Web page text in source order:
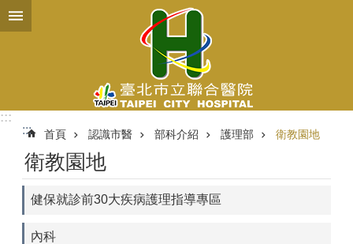
跳到主要內容區塊
:::
:::
首頁 認識市醫 部科介紹 護理部 衛教園地
衛教園地
健保就診前30大疾病護理指導專區
內科